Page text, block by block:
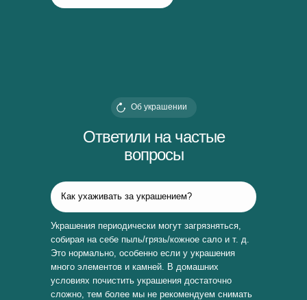
Ответили на частые
вопросы
Об украшении
Как ухаживать за украшением?
Украшения периодически могут загрязняться,
собирая на себе пыль/грязь/кожное сало и т. д.
Это нормально, особенно если у украшения
много элементов и камней. В домашних
условиях почистить украшения достаточно
сложно, тем более мы не рекомендуем снимать